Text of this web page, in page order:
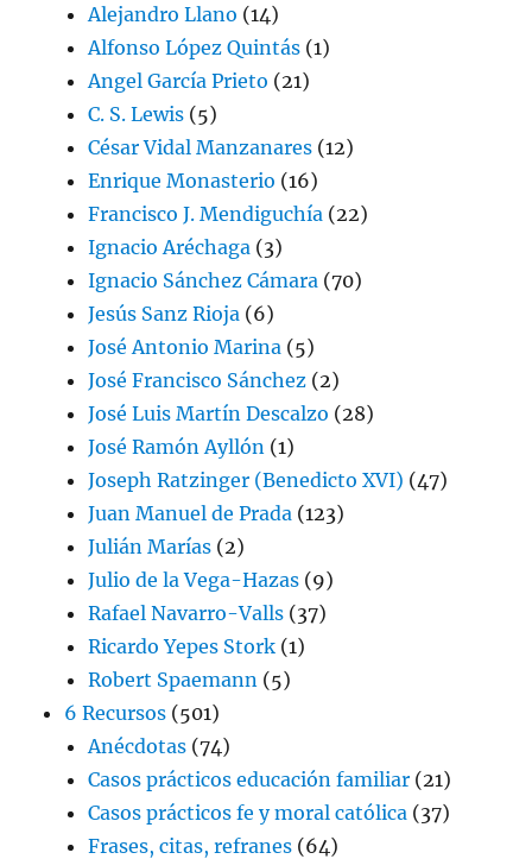
Alejandro Llano (14)
Alfonso López Quintás (1)
Angel García Prieto (21)
C. S. Lewis (5)
César Vidal Manzanares (12)
Enrique Monasterio (16)
Francisco J. Mendiguchía (22)
Ignacio Aréchaga (3)
Ignacio Sánchez Cámara (70)
Jesús Sanz Rioja (6)
José Antonio Marina (5)
José Francisco Sánchez (2)
José Luis Martín Descalzo (28)
José Ramón Ayllón (1)
Joseph Ratzinger (Benedicto XVI) (47)
Juan Manuel de Prada (123)
Julián Marías (2)
Julio de la Vega-Hazas (9)
Rafael Navarro-Valls (37)
Ricardo Yepes Stork (1)
Robert Spaemann (5)
6 Recursos (501)
Anécdotas (74)
Casos prácticos educación familiar (21)
Casos prácticos fe y moral católica (37)
Frases, citas, refranes (64)